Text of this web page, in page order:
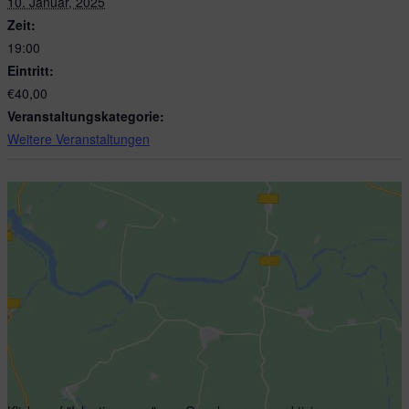
Zeit:
19:00
Eintritt:
€40,00
Veranstaltungskategorie:
Weitere Veranstaltungen